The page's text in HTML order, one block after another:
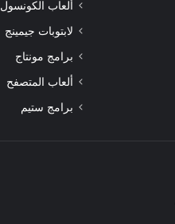
ألعاب الكونسول
لابتوبات جيمينج
برامج مونتاج
ألعاب المتصفح
برامج ستيم